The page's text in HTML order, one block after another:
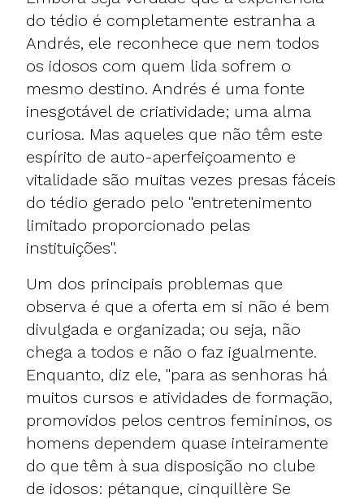
do tédio é completamente estranha a
Andrés, ele reconhece que nem todos
os idosos com quem lida sofrem o
mesmo destino. Andrés é uma fonte
inesgotável de criatividade; uma alma
curiosa. Mas aqueles que não têm este
espírito de auto-aperfeiçoamento e
vitalidade são muitas vezes presas fáceis
do tédio gerado pelo "entretenimento
limitado proporcionado pelas
instituições".
Um dos principais problemas que
observa é que a oferta em si não é bem
divulgada e organizada; ou seja, não
chega a todos e não o faz igualmente.
Enquanto, diz ele, "para as senhoras há
muitos cursos e atividades de formação,
promovidos pelos centros femininos, os
homens dependem quase inteiramente
do que têm à sua disposição no clube
de idosos: pétanque, cinquillère Se